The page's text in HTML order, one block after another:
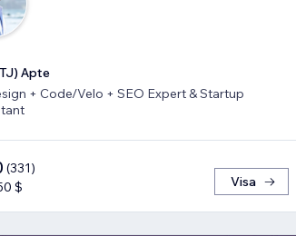
Apte
+ Code/Velo + SEO Expert & Startup
(331)
$
Visa